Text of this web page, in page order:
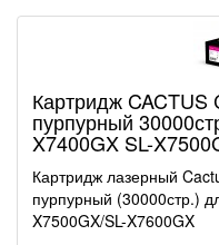
Картридж CACTUS
пурпурный
X7400GX SL-
Картридж лазерный
пурпурный (30000стр.)
X7500GX/SL-X7600GX